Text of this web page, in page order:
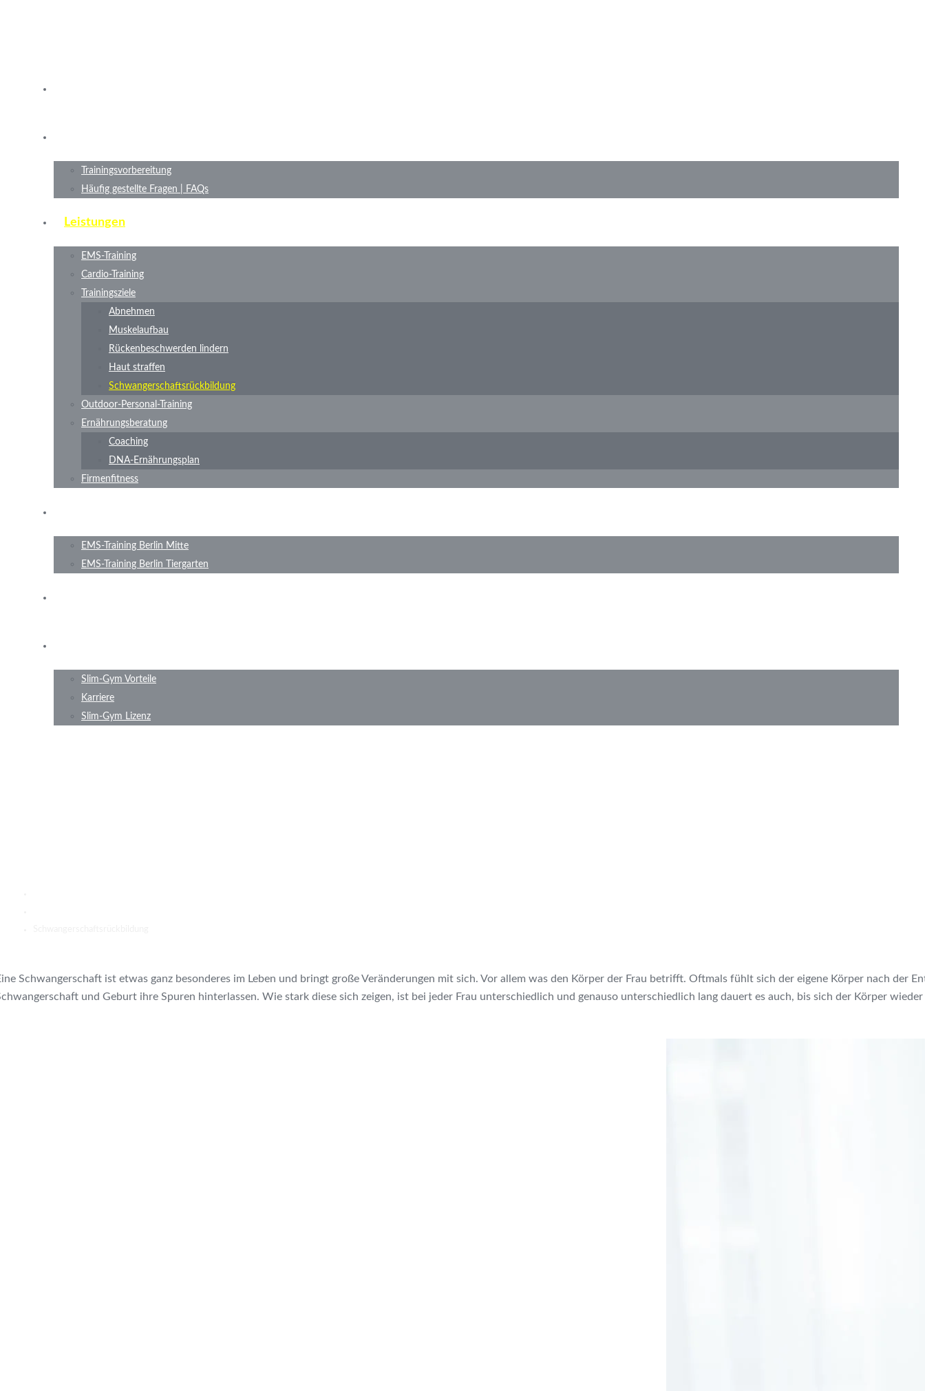
Trainingsvorbereitung
Häufig gestellte Fragen | FAQs
Leistungen
EMS-Training
Cardio-Training
Trainingsziele
Abnehmen
Muskelaufbau
Rückenbeschwerden lindern
Haut straffen
Schwangerschaftsrückbildung
Outdoor-Personal-Training
Ernährungsberatung
Coaching
DNA-Ernährungsplan
Firmenfitness
EMS-Training Berlin Mitte
EMS-Training Berlin Tiergarten
Slim-Gym Vorteile
Karriere
Slim-Gym Lizenz
Schwangerschaft ist etwas ganz besonderes im Leben und bringt große Veränderungen mit sich. Vor allem was den Körper der Frau betrifft. Oftmals fühlt sich der eigene Körper nach der
und Geburt ihre Spuren hinterlassen. Wie stark diese sich zeigen, ist bei jeder Frau unterschiedlich und genauso unterschiedlich lang dauert es auch, bis sich der Körper